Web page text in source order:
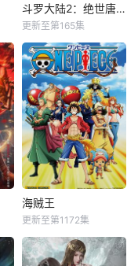
斗罗大陆2：绝世唐门
更新至第165集
海贼王
更新至第1172集